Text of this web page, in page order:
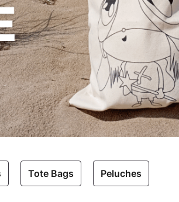
Tote Bags Peluches